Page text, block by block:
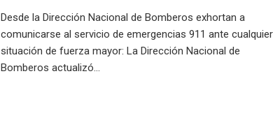
Desde la Dirección Nacional de Bomberos exhortan a
comunicarse al servicio de emergencias 911 ante cualquier
situación de fuerza mayor: La Dirección Nacional de
Bomberos actualizó...